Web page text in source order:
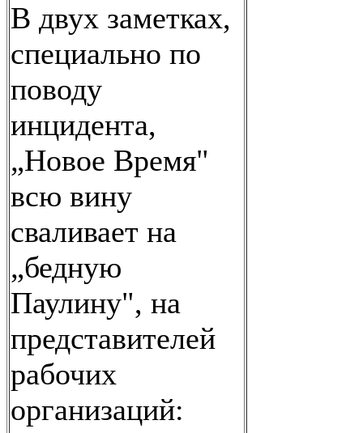
В двух заметках,
специально по
поводу
инцидента,
„Новое Время"
всю вину
сваливает на
„бедную
Паулину", на
представителей
рабочих
организаций: